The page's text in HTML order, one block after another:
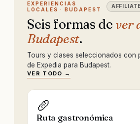
EXPERIENCIAS
LOCALES · BUDAPEST
Seis formas de ver
Budapest.
Tours y clases seleccionados con
de Expedia para Budapest.
VER TODO →
🥖
Ruta gastronómica